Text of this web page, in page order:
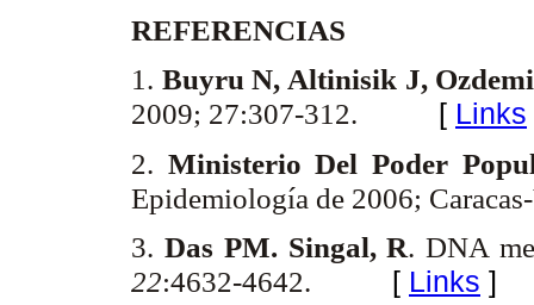
REFERENCIAS
1. Buyru N, Altinisik J,
2009; 27:307-312.
[ Links
2. Ministerio Del Poder
Epidemiología de 2006;
3. Das PM. Singal, R. DNA
22:4632-4642. [ Links ]